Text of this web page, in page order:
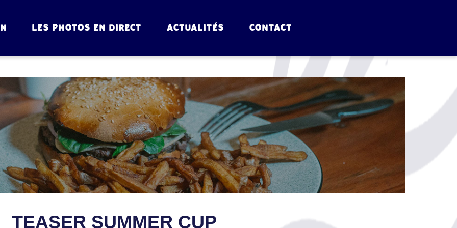
LES PHOTOS EN DIRECT ACTUALITÉS CONTACT
TEASER SUMMER CUP